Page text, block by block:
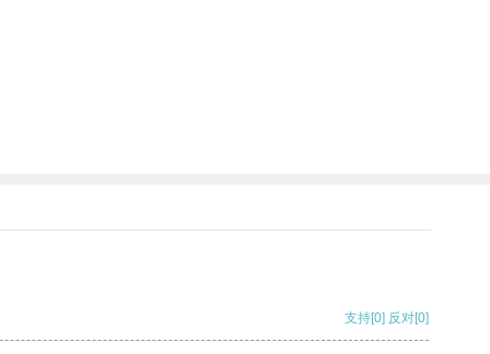
支持[0] 反对[0]